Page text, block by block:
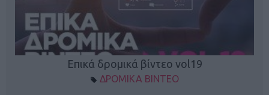
Επικά δρομικά βίντεο vol19
ΔΡΟΜΙΚΑ ΒΙΝΤΕΟ